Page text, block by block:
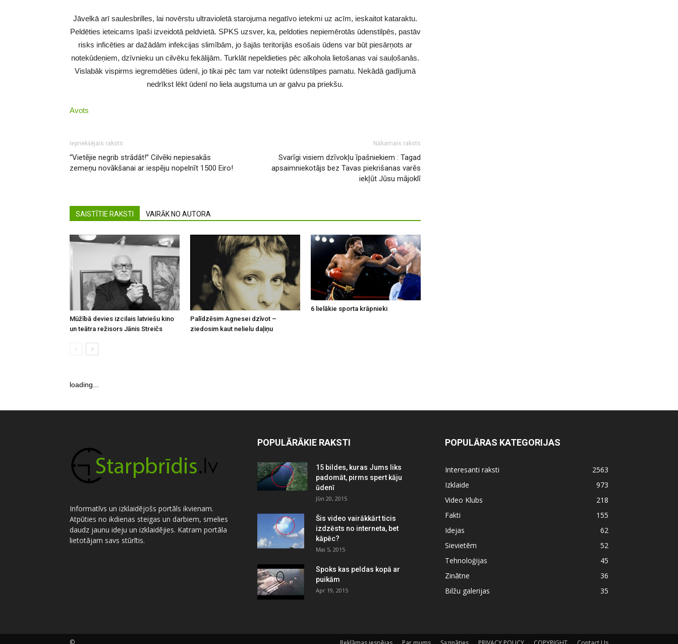
Jāvelkā arī saulesbrilles, lai novērstu ultravioletā starojuma negatīvo ietekmi uz acīm, ieskaitot kataraktu.
Peldēties ieteicams īpaši izveidotā peldvietā. SPKS uzsver, ka, peldoties nepiemērotās ūdenstilpēs, pastāv
risks inficēties ar dažādām infekcijas slimībām, jo ​​šajās teritorijās esošais ūdens var būt piesārņots ar
notekūdeņiem, dzīvnieku un cilvēku fekālijām. Turklāt nepeldieties pēc alkohola lietošanas vai sauļošanās.
Vislabāk vispirms iegremdēties ūdenī, jo tikai pēc tam var noteikt ūdenstilpes pamatu. Nekādā gadījumā
nedrīkst lēkt ūdenī no liela augstuma un ar galvu pa priekšu.
Avots
Iepriekšējais raksts
“Vietējie negrib strādāt!” Cilvēki nepiesakās
zemeņu novākšanai ar iespēju nopelnīt 1500 Eiro!
Nākamais raksts
Svarīgi visiem dzīvokļu īpašniekiem : Tagad
apsaimniekotājs bez Tavas piekrišanas varēs
iekļūt Jūsu mājoklī
SAISTĪTIE RAKSTI VAIRĀK NO AUTORA
Mūžībā devies izcilais latviešu kino
un teātra režisors Jānis Streičs
Palīdzēsim Agnesei dzīvot –
ziedosim kaut nelielu daļiņu
6 lielākie sporta krāpnieki
loading...
Informatīvs un izklaidējošs portāls ikvienam.
Atpūties no ikdienas steigas un darbiem, smelies
daudz jaunu ideju un izklaidējies. Katram portāla
lietotājam savs stūrītis.
POPULĀRĀKIE RAKSTI
15 bildes, kuras Jums liks
padomāt, pirms spert kāju
ūdenī
Jūn 20, 2015
Šis video vairākkārt ticis
izdzēsts no interneta, bet
kāpēc?
Mai 5, 2015
Spoks kas peldas kopā ar
puikām
Apr 19, 2015
POPULĀRAS KATEGORIJAS
Interesanti raksti
2563
Izklaide
973
Video Klubs
218
Fakti
155
Idejas
62
Sievietēm
52
Tehnoloģijas
45
Zinātne
36
Bilžu galerijas
35
©